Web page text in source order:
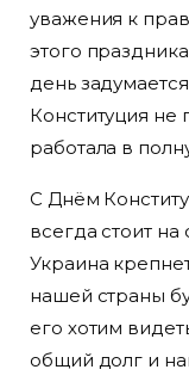
уважения к
этого
день
Конституция не
работала в
С Днём
всегда стоит
Украина
нашей страны
его хотим
общий долг и